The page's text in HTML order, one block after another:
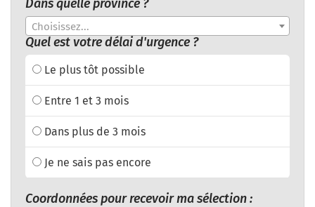
Dans quelle province ?
Choisissez...
Quel est votre délai d'urgence ?
Le plus tôt possible
Entre 1 et 3 mois
Dans plus de 3 mois
Je ne sais pas encore
Coordonnées pour recevoir ma sélection :